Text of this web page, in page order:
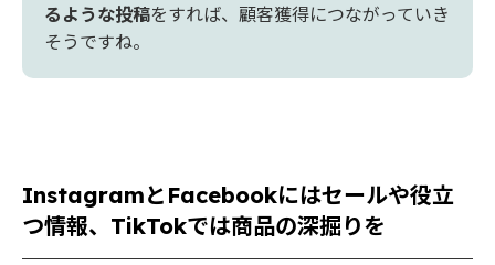
るような投稿をすれば、顧客獲得につながっていき
そうですね。
InstagramとFacebookにはセールや役立
つ情報、TikTokでは商品の深掘りを